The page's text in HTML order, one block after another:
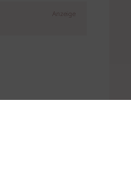
Anzeige